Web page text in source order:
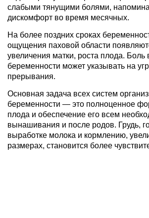
слабыми тянущими болями,
дискомфорт во время месячных.
На более поздних сроках
ощущения паховой области
увеличения матки, роста плода. Боль
беременности может указывать на
прерывания.
Основная задача всех систем
беременности — это полноценное
плода и обеспечение его всем
вынашивания и после родов. Грудь,
выработке молока и кормлению,
размерах, становится более